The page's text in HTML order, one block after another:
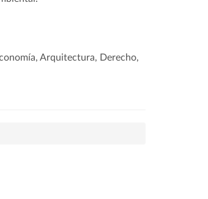
Arquitectura, Derecho,